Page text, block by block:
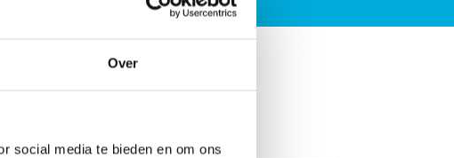
Over
social media te bieden en om ons